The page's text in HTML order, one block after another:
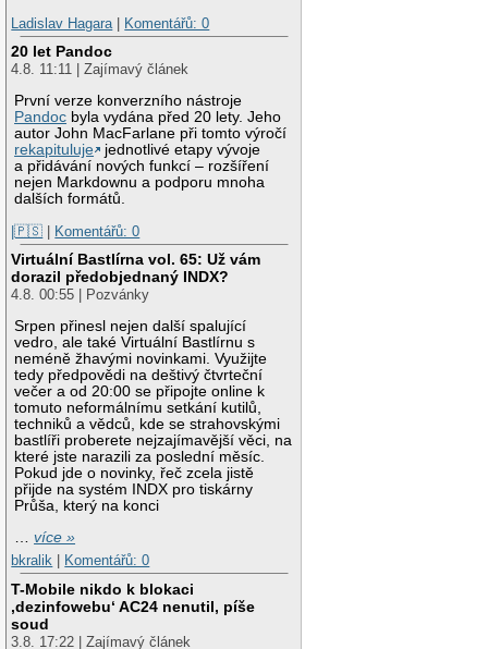
Ladislav Hagara | Komentářů: 0
20 let Pandoc
4.8. 11:11 | Zajímavý článek
První verze konverzního nástroje
Pandoc byla vydána před 20 lety. Jeho
autor John MacFarlane při tomto výročí
rekapituluje
jednotlivé etapy vývoje
a přidávání nových funkcí – rozšíření
nejen Markdownu a podporu mnoha
dalších formátů.
|🇵🇸 | Komentářů: 0
Virtuální Bastlírna vol. 65: Už vám
dorazil předobjednaný INDX?
4.8. 00:55 | Pozvánky
Srpen přinesl nejen další spalující
vedro, ale také Virtuální Bastlírnu s
neméně žhavými novinkami. Využijte
tedy předpovědi na deštivý čtvrteční
večer a od 20:00 se připojte online k
tomuto neformálnímu setkání kutilů,
techniků a vědců, kde se strahovskými
bastlíři proberete nejzajímavější věci, na
které jste narazili za poslední měsíc.
Pokud jde o novinky, řeč zcela jistě
přijde na systém INDX pro tiskárny
Průša, který na konci
…více »
bkralik
Komentářů: 0
T-Mobile nikdo k blokaci
‚dezinfowebu‘ AC24 nenutil, píše
soud
3.8. 17:22 | Zajímavý článek